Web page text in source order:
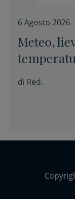
6 Agosto 2026
Meteo,
appennino
di Red.